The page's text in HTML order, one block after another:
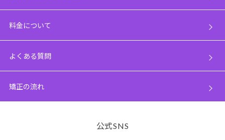
料金について
よくある質問
矯正の流れ
公式SNS